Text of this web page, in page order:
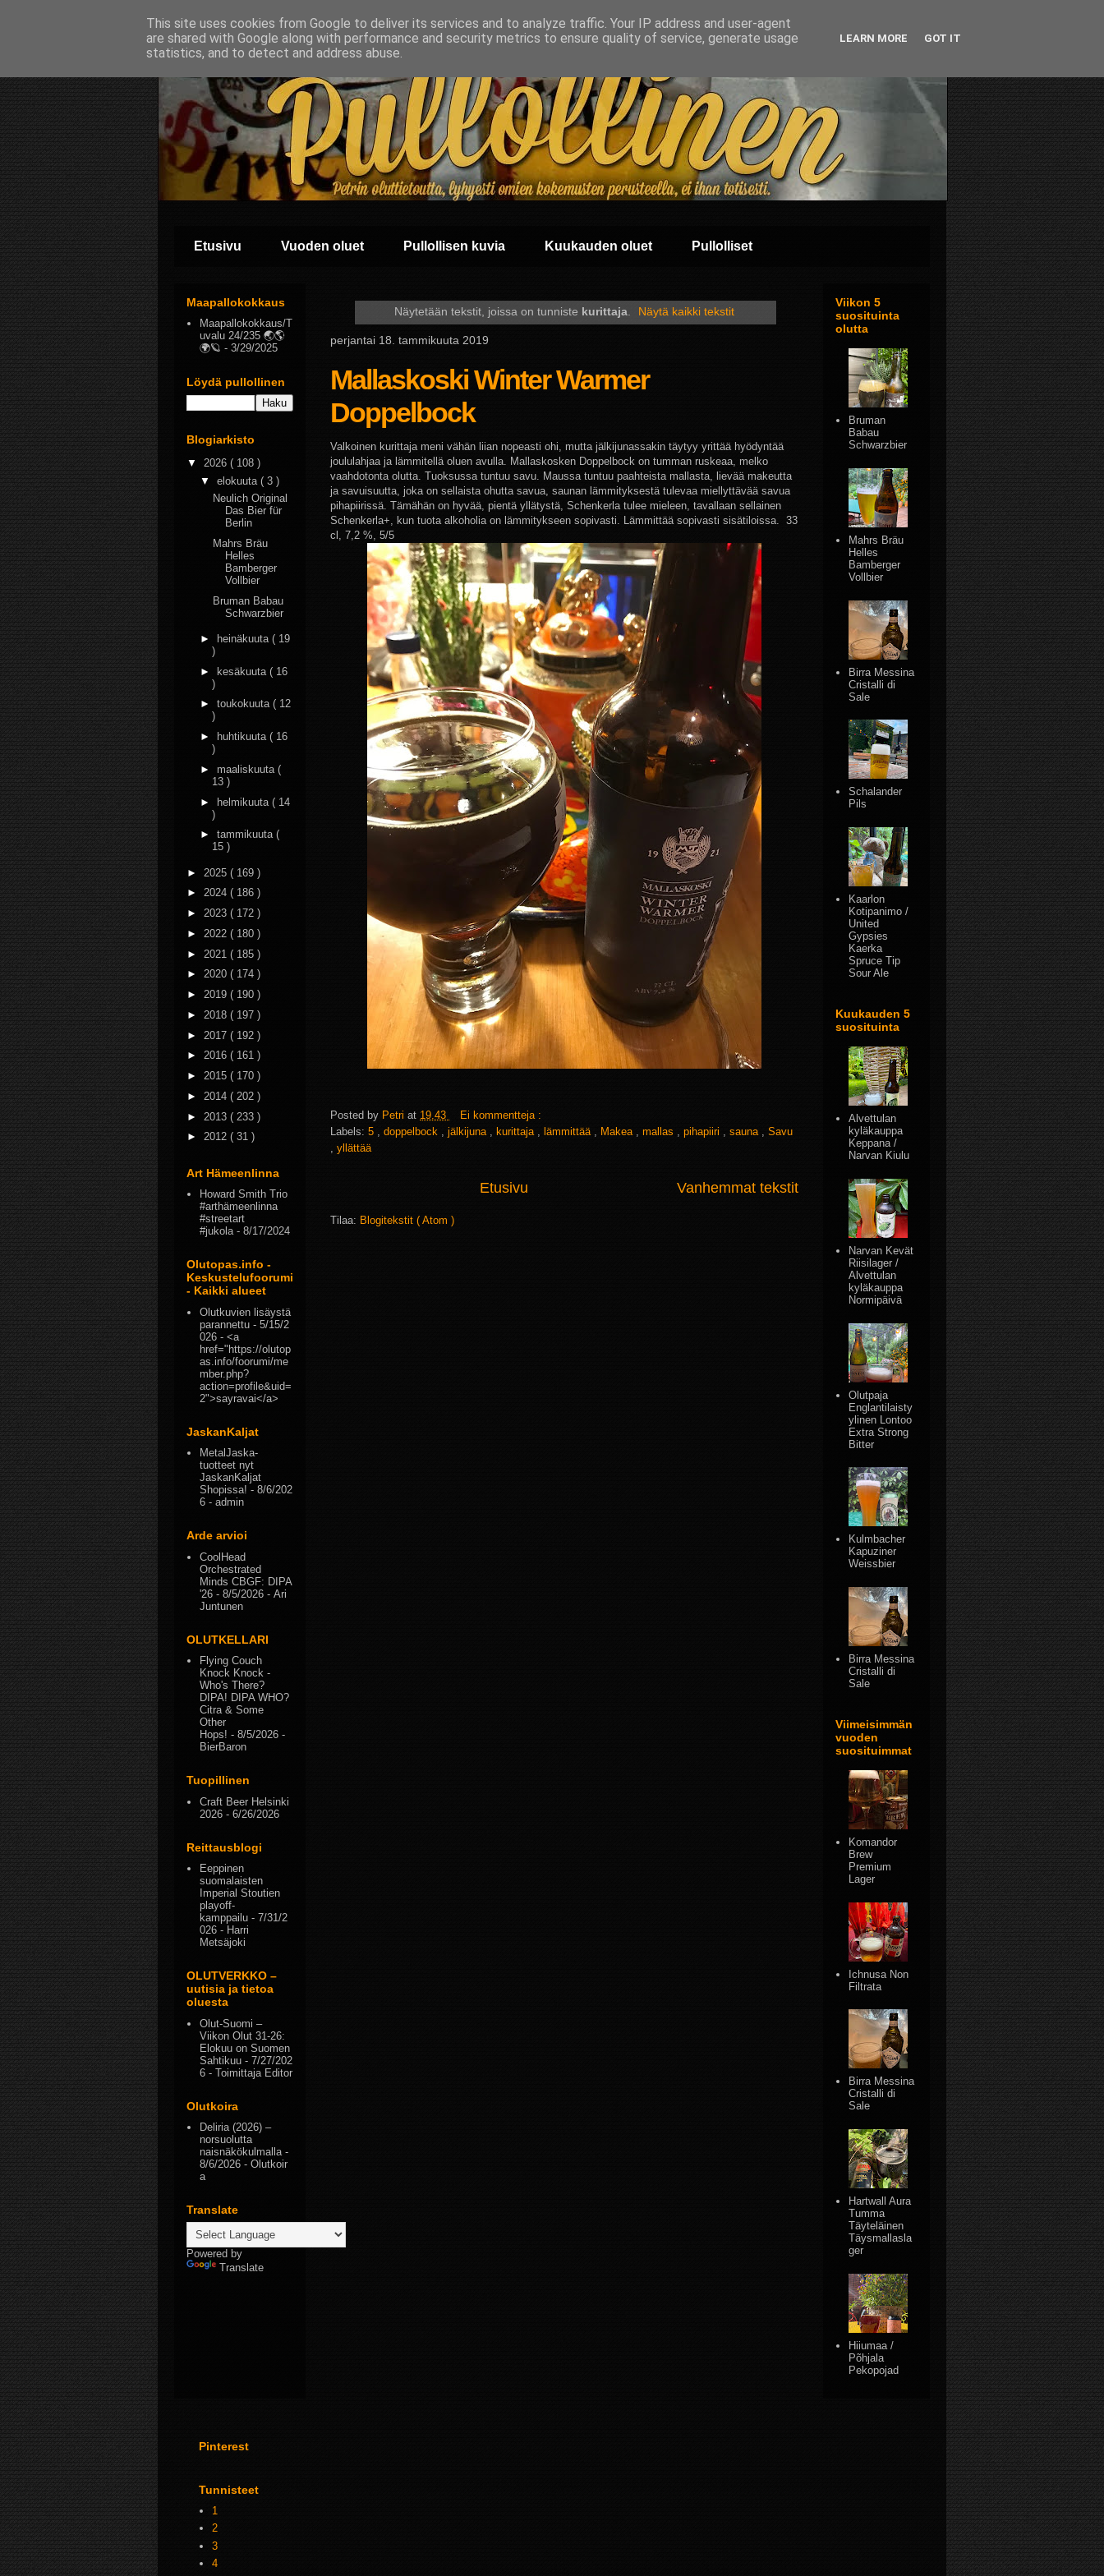
Etusivu Vuoden oluet Pullollisen kuvia Kuukauden oluet Pullolliset
Näytetään tekstit, joissa on tunniste kurittaja. Näytä kaikki tekstit
perjantai 18. tammikuuta 2019
Mallaskoski Winter Warmer
Doppelbock
Valkoinen kurittaja meni vähän liian nopeasti ohi, mutta jälkijunassakin täytyy yrittää hyödyntää
joululahjaa ja lämmitellä oluen avulla. Mallaskosken Doppelbock on tumman ruskeaa, melko
vaahdotonta olutta. Tuoksussa tuntuu savu. Maussa tuntuu paahteista mallasta, lievää makeutta
ja savuisuutta, joka on sellaista ohutta savua, saunan lämmityksestä tulevaa miellyttävää savua
pihapiirissä. Tämähän on hyvää, pientä yllätystä, Schenkerla tulee mieleen, tavallaan sellainen
Schenkerla+, kun tuota alkoholia on lämmitykseen sopivasti. Lämmittää sopivasti sisätiloissa. 33
cl, 7,2 %, 5/5
Posted by Petri at 19.43
Ei kommentteja :
Labels: 5 , doppelbock , jälkijuna , kurittaja , lämmittää , Makea , mallas , pihapiiri , sauna , Savu
, yllättää
Vanhemmat tekstit
Etusivu
Tilaa: Blogitekstit ( Atom )
Maapallokokkaus
Maapallokokkaus/T
uvalu 24/235 🌏🌎
🌍🪐 - 3/29/2025
Löydä pullollinen
Blogiarkisto
▼ 2026 ( 108 )
▼ elokuuta ( 3 )
Neulich Original
Das Bier für
Berlin
Mahrs Bräu
Helles
Bamberger
Vollbier
Bruman Babau
Schwarzbier
► heinäkuuta ( 19
)
► kesäkuuta ( 16
)
► toukokuuta ( 12
)
►
huhtikuuta ( 16
)
► maaliskuuta (
13 )
► helmikuuta ( 14
)
► tammikuuta (
15 )
► 2025 ( 169 )
► 2024 ( 186 )
► 2023 ( 172 )
► 2022 ( 180 )
► 2021 ( 185 )
► 2020 ( 174 )
► 2019 ( 190 )
► 2018 ( 197 )
► 2017 ( 192 )
► 2016 ( 161 )
► 2015 ( 170 )
► 2014 ( 202 )
► 2013 ( 233 )
► 2012 ( 31 )
Art Hämeenlinna
Howard Smith Trio
#arthämeenlinna
#streetart
#jukola- 8/17/2024
Olutopas.info -
Keskustelufoorumi
- Kaikki alueet
Olutkuvien lisäystä
parannettu - 5/15/2
026 - <a
href="https://olutop
as.info/foorumi/me
mber.php?
action=profile&uid=
2">sayravai</a>
JaskanKaljat
MetalJaska-
tuotteet nyt
JaskanKaljat
Shopissa! - 8/6/202
6 - admin
Arde arvioi
CoolHead
Orchestrated
Minds CBGF: DIPA
'26 - 8/5/2026 - Ari
Juntunen
OLUTKELLARI
Flying Couch
Knock Knock -
Who's There?
DIPA! DIPA WHO?
Citra & Some
Other
Hops! - 8/5/2026 -
BierBaron
Tuopillinen
Craft Beer Helsinki
2026 - 6/26/2026
Reittausblogi
Eeppinen
suomalaisten
Imperial Stoutien
playoff-
kamppailu - 7/31/2
026 - Harri
Metsäjoki
OLUTVERKKO –
uutisia ja tietoa
oluesta
Olut-Suomi –
Viikon Olut 31-26:
Elokuu on Suomen
Sahtikuu - 7/27/202
6 - Toimittaja Editor
Olutkoira
Deliria (2026) –
norsuolutta
naisnäkökulmalla-
8/6/2026 - Olutkoir
a
Translate
Powered by
Translate
Viikon 5
suosituinta
olutta
Bruman
Babau
Schwarzbier
Mahrs Bräu
Helles
Bamberger
Vollbier
Birra Messina
Cristalli di
Sale
Schalander
Pils
Kaarlon
Kotipanimo /
United
Gypsies
Kaerka
Spruce Tip
Sour Ale
Kuukauden 5
suosituinta
Alvettulan
kyläkauppa
Keppana /
Narvan Kiulu
Narvan Kevät
Riisilager /
Alvettulan
kyläkauppa
Normipäivä
Olutpaja
Englantilaisty
ylinen Lontoo
Extra Strong
Bitter
Kulmbacher
Kapuziner
Weissbier
Birra Messina
Cristalli di
Sale
Viimeisimmän
vuoden
suosituimmat
Komandor
Brew
Premium
Lager
Ichnusa Non
Filtrata
Birra Messina
Cristalli di
Sale
Hartwall Aura
Tumma
Täyteläinen
Täysmallasla
ger
Hiiumaa /
Põhjala
Pekopojad
Pinterest
Tunnisteet
1
2
3
4
This site uses cookies from Google to deliver its services and to analyze traffic. Your IP address and user-agent
are shared with Google along with performance and security metrics to ensure quality of service, generate usage
statistics, and to detect and address abuse.
LEARN MORE GOT IT